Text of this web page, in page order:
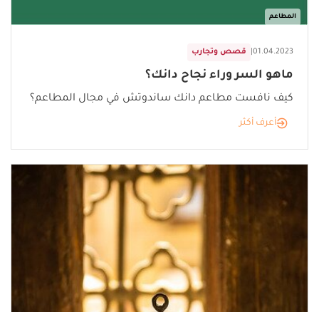
المطاعم
قصص وتجارب 01.04.2023
ماهو السر وراء نجاح دانك؟
كيف نافست مطاعم دانك ساندوتش في مجال المطاعم؟
أعرف أكثر